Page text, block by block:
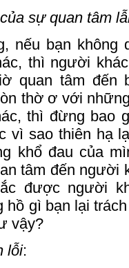
sự quan tâm
nếu bạn không
thì người
quan tâm đến
thờ ơ với
thì đừng bao
vì sao thiên hạ
khổ đau của
tâm đến người
được người
hồ gì bạn lại
vậy?
lỗi: